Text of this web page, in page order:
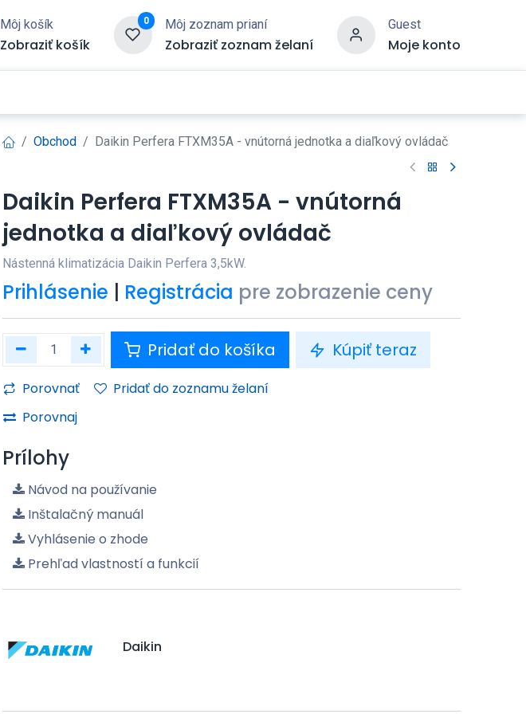
Môj košík
Zobraziť košík
0 Môj zoznam prianí
Zobraziť zoznam želaní
Guest
Moje konto
Obchod Daikin Perfera FTXM35A - vnútorná jednotka a diaľkový ovládač
Daikin Perfera FTXM35A - vnútorná
jednotka a diaľkový ovládač
Nástenná klimatizácia Daikin Perfera 3,5kW.
Prihlásenie | Registrácia pre zobrazenie ceny
Pridať do košíka Kúpiť teraz
Porovnať
Pridať do zoznamu želaní
Porovnaj
Prílohy
Návod na používanie
Inštalačný manuál
Vyhlásenie o zhode
Prehľad vlastností a funkcií
Daikin